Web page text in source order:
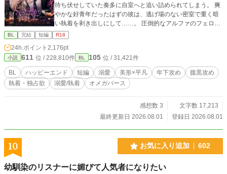
待ち伏せしていた奏多に自室へと追い詰められてしまう。 爽
やかな好青年だったはずの彼は、逃げ場のない密室で重く暗
い執着を剥き出しにして……。 圧倒的なアルファのフェロモ
ンと抗えない快楽。三十年間守ってきた平穏な日常は、腹黒
い年下アルファによって容赦なく絡め取られていく――。
BL 完結 短編 R18
24h.ポイント 2,176pt
小説 611 位 / 228,810件 BL 105 位 / 31,421件
BL ハッピーエンド 短編 溺愛 美形×平凡 年下攻め
腹黒攻め
執着・独占欲
溺愛/執着 オメガバース
感想数 3
文字数 17,213
最終更新日 2026.08.01
登録日 2026.08.01
10 お気に入り追加 602
幼馴染のリスナーに媚びて人気者になりたい